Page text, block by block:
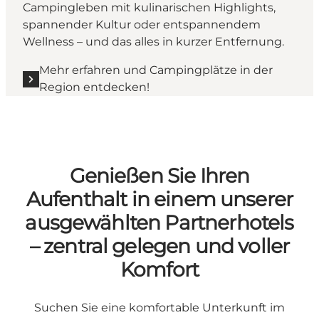
Campingleben mit kulinarischen Highlights,
spannender Kultur oder entspannendem
Wellness – und das alles in kurzer Entfernung.
Mehr erfahren und Campingplätze in der
Region entdecken!
Genießen Sie Ihren
Aufenthalt in einem unserer
ausgewählten Partnerhotels
– zentral gelegen und voller
Komfort
Suchen Sie eine komfortable Unterkunft im